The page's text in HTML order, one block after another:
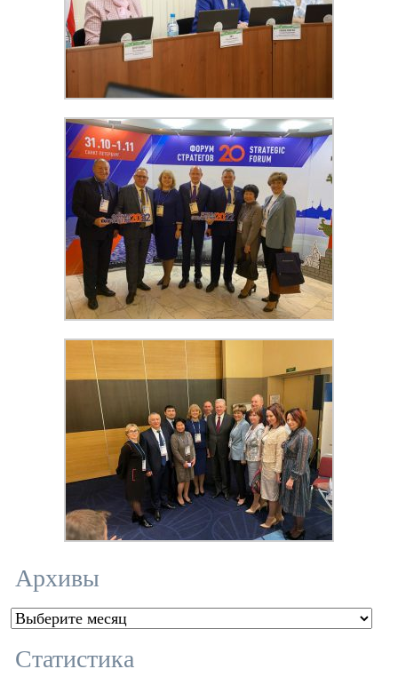
Архивы
Архивы
Статистика